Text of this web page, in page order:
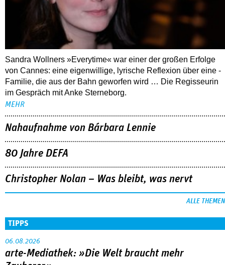
Sandra Wollners »Everytime« war einer der großen Erfolge
Familie, die aus der Bahn geworfen wird … Die Regisseurin
im Gespräch mit Anke Sterneborg.
MEHR
80 Jahre DEFA
Christopher Nolan – Was bleibt, was nervt